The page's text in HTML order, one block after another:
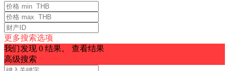
更多搜索选项
我们发现 0 结果。 查看结果
高级搜索